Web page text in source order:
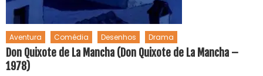
Aventura Comédia Desenhos Drama
Don Quixote de La Mancha (Don Quixote de La Mancha –
1978)